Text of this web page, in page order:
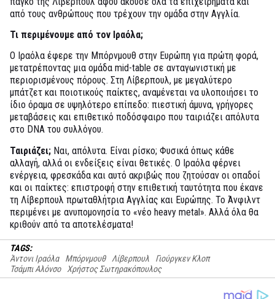
από τους ανθρώπους που τρέχουν την ομάδα στην Αγγλία.
Τι περιμένουμε από τον Ιραόλα;
Ο Ιραόλα έφερε την Μπόρνμουθ στην Ευρώπη για πρώτη φορά,
μετατρέποντας μια ομάδα mid-table σε ανταγωνιστική με
περιορισμένους πόρους. Στη Λίβερπουλ, με μεγαλύτερο
μπάτζετ και ποιοτικούς παίκτες, αναμένεται να υλοποιήσει το
ίδιο όραμα σε υψηλότερο επίπεδο: πιεστική άμυνα, γρήγορες
μεταβάσεις και επιθετικό ποδόσφαιρο που ταιριάζει απόλυτα
στο DNA του συλλόγου.
Ταιριάζει; Ναι, απόλυτα. Είναι ρίσκο; Φυσικά όπως κάθε
αλλαγή, αλλά οι ενδείξεις είναι θετικές. Ο Ιραόλα φέρνει
ενέργεια, φρεσκάδα και αυτό ακριβώς που ζητούσαν οι οπαδοί
και οι παίκτες: επιστροφή στην επιθετική ταυτότητα που έκανε
τη Λίβερπουλ πρωταθλήτρια Αγγλίας και Ευρώπης. Το Άνφιλντ
περιμένει με ανυπομονησία το «νέο heavy metal». Αλλά όλα θα
κριθούν από τα αποτελέσματα!
TAGS:
Άντονι Ιραόλα
Μπόρνμουθ Λίβερπουλ
Γιούργκεν Κλοπ
Τσάμπι Αλόνσο Χρήστος Σωτηρακόπουλος